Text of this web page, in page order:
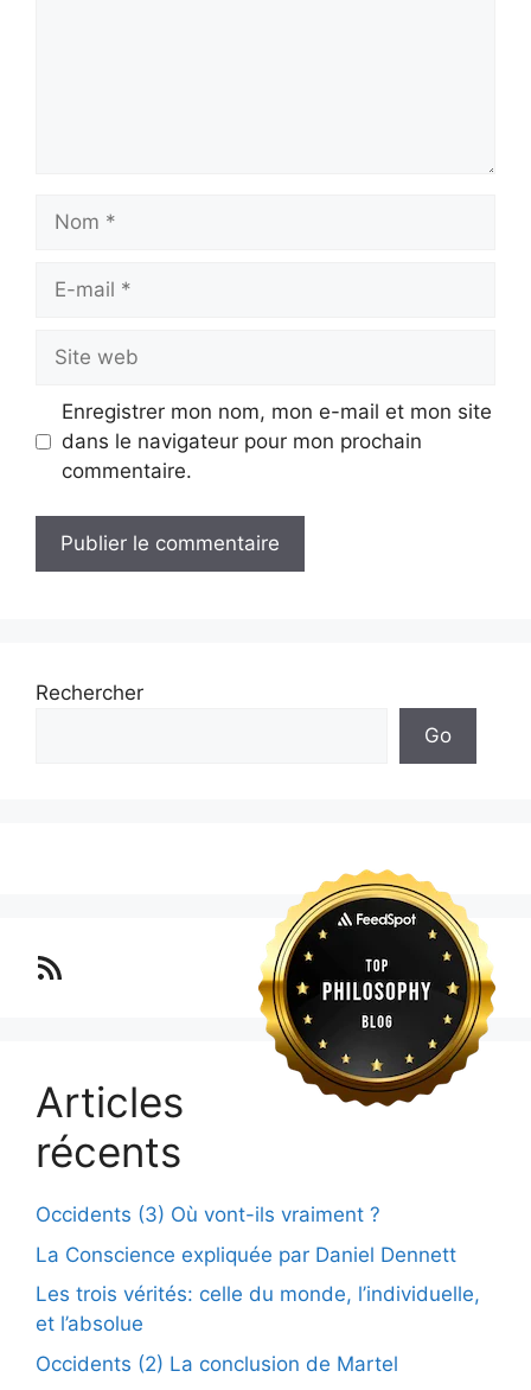
mail
web
Enregistrer mon nom, mon e-mail et mon site
dans le navigateur pour mon prochain
commentaire.
Rechercher
Go
Lo blog Surimposium
Articles
récents
Occidents (3) Où vont-ils vraiment ?
La Conscience expliquée par Daniel Dennett
Les trois vérités: celle du monde, l’individuelle,
et l’absolue
Occidents (2) La conclusion de Martel